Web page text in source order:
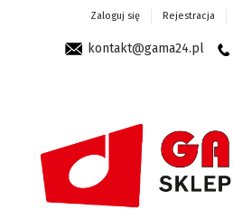
Zaloguj się Rejestracja
kontakt@gama24.pl